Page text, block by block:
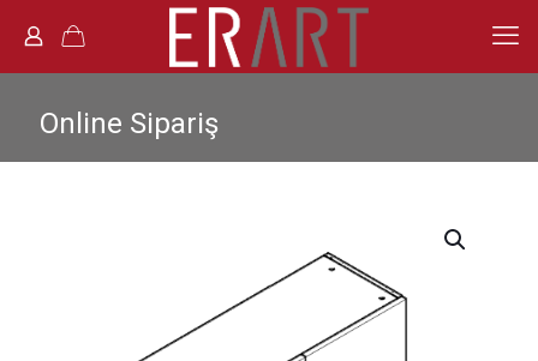
Online Sipariş